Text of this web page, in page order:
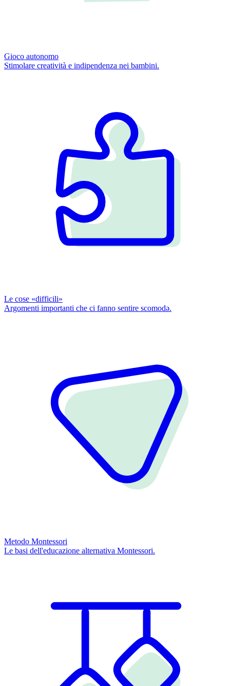
Gioco autonomo
Stimolare creatività e indipendenza nei bambini.
Le cose «difficili»
Argomenti importanti che ci fanno sentire scomodǝ.
Metodo Montessori
Le basi dell'educazione alternativa Montessori.